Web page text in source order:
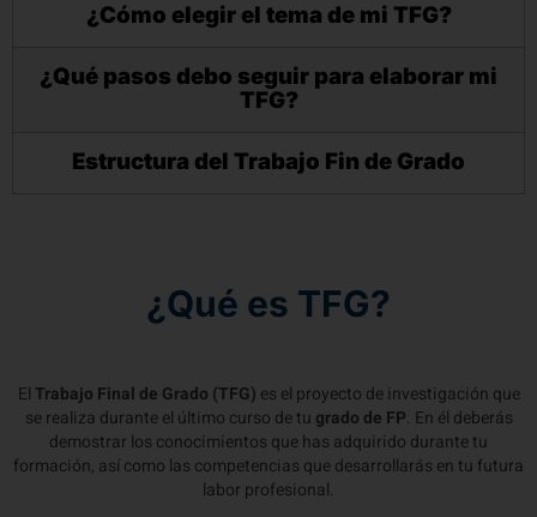
¿Cómo elegir el tema de mi TFG?
¿Qué pasos debo seguir para elaborar mi
TFG?
Estructura del Trabajo Fin de Grado
¿Qué es TFG?
ElTrabajo Final de Grado (TFG) es el proyecto de investigación que
se realiza durante el último curso de tu grado de FP. En él deberás
demostrar los conocimientos que has adquirido durante tu
formación, así como las competencias que desarrollarás en tu futura
labor profesional.